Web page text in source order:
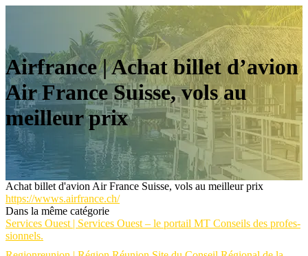
Airfrance | Achat billet d’avion
Air France Suisse, vols au
meilleur prix
Achat billet d'avion Air France Suisse, vols au meilleur prix
https://wwws.airfrance.ch/
Dans la même catégorie
Services Ouest | Services Ouest – le portail MT Conseils des profes­
sion­nels.